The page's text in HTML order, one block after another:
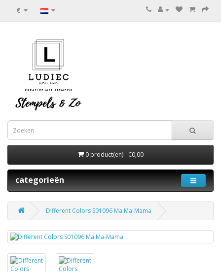
€
0 product(en) - €0,00
categorieën
Different Colors S01096 Ma.Ma-Mama